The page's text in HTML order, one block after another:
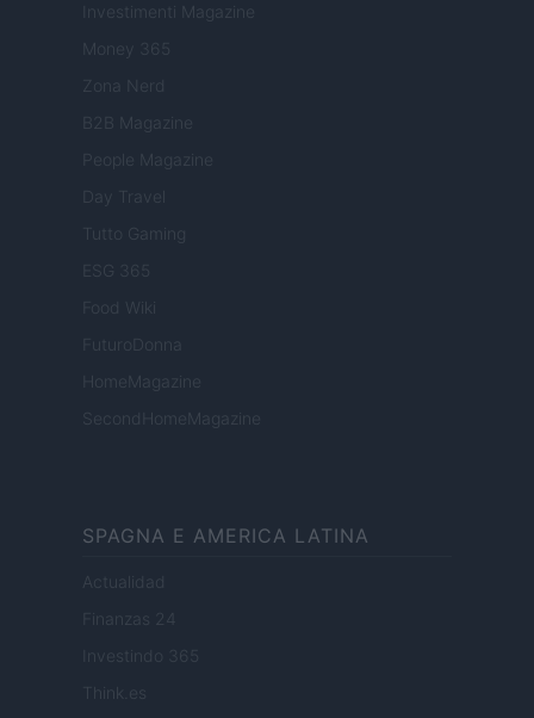
Investimenti Magazine
Money 365
Zona Nerd
B2B Magazine
People Magazine
Day Travel
Tutto Gaming
ESG 365
Food Wiki
FuturoDonna
HomeMagazine
SecondHomeMagazine
SPAGNA E AMERICA LATINA
Actualidad
Finanzas 24
Investindo 365